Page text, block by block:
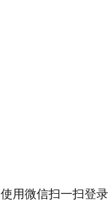
使用微信扫一扫登录